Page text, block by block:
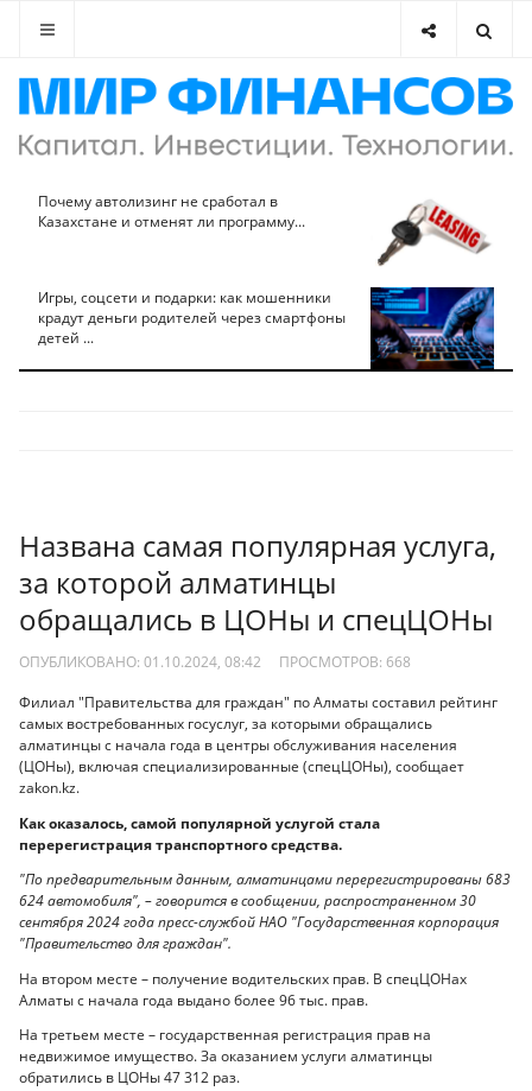
Почему автолизинг не сработал в
Казахстане и отменят ли программу...
Игры, соцсети и подарки: как мошенники
крадут деньги родителей через смартфоны
детей ...
Названа самая популярная услуга,
за которой алматинцы
обращались в ЦОНы и спецЦОНы
ОПУБЛИКОВАНО: 01.10.2024, 08:42 ПРОСМОТРОВ: 668
Филиал "Правительства для граждан" по Алматы составил рейтинг
самых востребованных госуслуг, за которыми обращались
алматинцы с начала года в центры обслуживания населения
(ЦОНы), включая специализированные (спецЦОНы), сообщает
zakon.kz.
Как оказалось, самой популярной услугой стала
перерегистрация транспортного средства.
"По предварительным данным, алматинцами перерегистрированы 683
624 автомобиля", – говорится в сообщении, распространенном 30
сентября 2024 года пресс-службой НАО "Государственная корпорация
"Правительство для граждан".
На втором месте – получение водительских прав. В спецЦОНах
Алматы с начала года выдано более 96 тыс. прав.
На третьем месте – государственная регистрация прав на
недвижимое имущество. За оказанием услуги алматинцы
обратились в ЦОНы 47 312 раз.